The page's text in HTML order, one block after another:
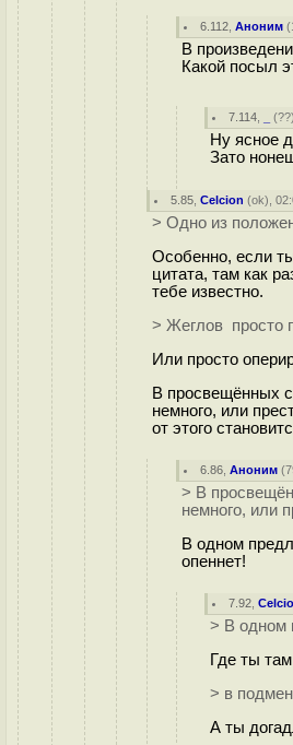
6.112 ,Аноним (
В
Какой посыл
7.114 (??
Ну ясное
Зато
5.85 ,Celcion (ok),
> Одно из
Особенно, если
цитата, там как
тебе известно.
> Жеглов просто
Или просто
В просвещённых
немного, или
от этого
6.86 ,Аноним (
> В
немного, или
В одном
опеннет!
7.92 ,
> В одном
Где ты
> в
А ты